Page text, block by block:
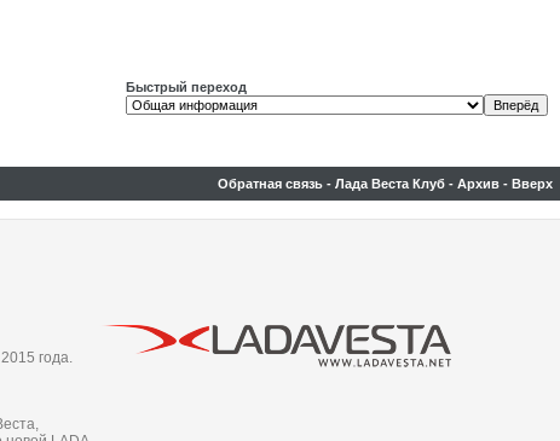
Быстрый переход
Обратная связь - Лада Веста Клуб - Архив - Вверх
года.